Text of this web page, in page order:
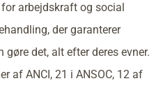
arbejdskraft og social
der garanterer
det, alt efter deres evner.
af ANCI, 21 i ANSOC, 12 af